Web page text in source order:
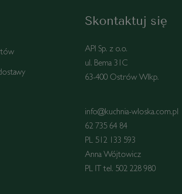
Skontaktuj się
API Sp. z o.o.
ul. Bema 31C
63-400 Ostrów Wlkp.
info@kuchnia-wloska.com.pl
62 735 64 84
PL 512 133 593
Anna Wójtowicz
PL IT tel. 502 228 980